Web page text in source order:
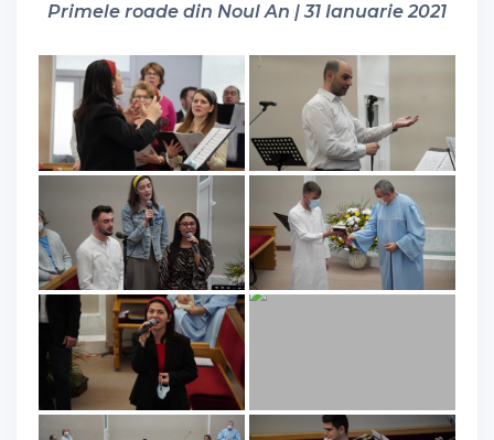
Primele roade din Noul An | 31 Ianuarie 2021